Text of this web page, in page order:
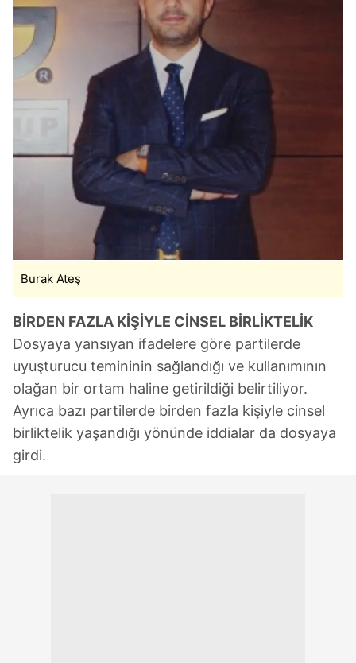
Burak Ateş
BİRDEN FAZLA KİŞİYLE CİNSEL BİRLİKTELİK
Dosyaya yansıyan ifadelere göre partilerde
uyuşturucu temininin sağlandığı ve kullanımının
olağan bir ortam haline getirildiği belirtiliyor.
Ayrıca bazı partilerde birden fazla kişiyle cinsel
birliktelik yaşandığı yönünde iddialar da dosyaya
girdi.